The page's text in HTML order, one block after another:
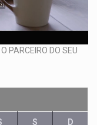
PARCEIRO DO SEU
S D